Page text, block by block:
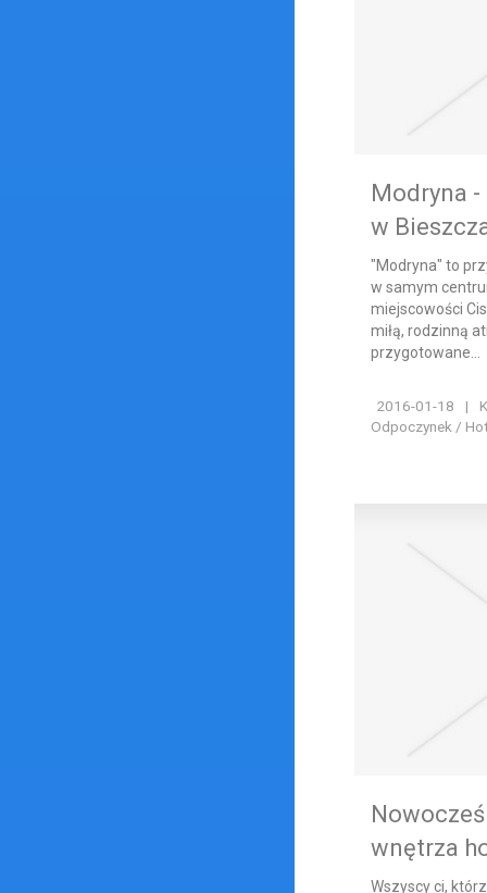
Modryna
w
"Modryna" to
w samym
miejscowości
miłą, rodzinną
przygotowane...
2016-01-18 |
Odpoczynek /
wnętrza
Wszyscy ci,